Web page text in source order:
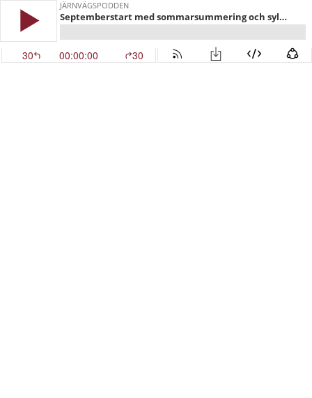
JÄRNVÄGSPODDEN
Septemberstart med sommarsummering och syltburksbuffé!
30 00:00:00 30